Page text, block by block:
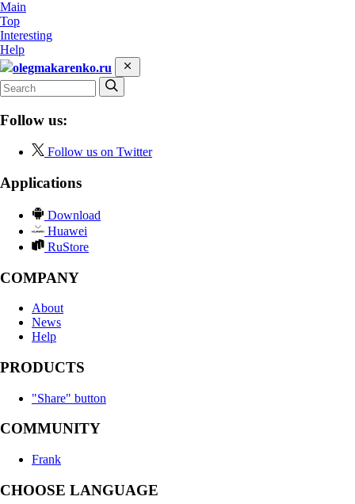
Main
Top
Interesting
Help
olegmakarenko.ru
Follow us:
Follow us on Twitter
Applications
Download
Huawei
RuStore
COMPANY
About
News
Help
PRODUCTS
"Share" button
COMMUNITY
Frank
CHOOSE LANGUAGE